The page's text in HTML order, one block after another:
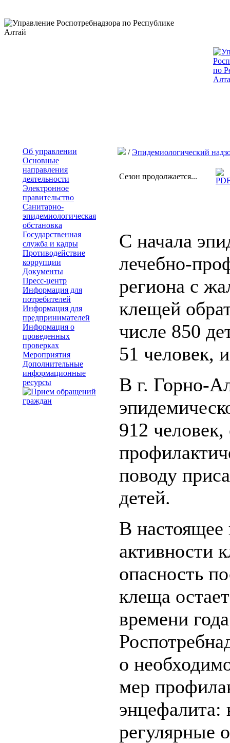
Об управлении
Основные
направления
деятельности
Электронное
правительство
Санитарно-
эпидемиологическая
обстановка
Государственная
служба и кадры
Противодействие
коррупции
Документы
Пресс-центр
Информация для
потребителей
Информация для
предпринимателей
Информация о
проведенных
проверках
Мероприятия
Дополнительные
информационные
ресурсы
/Эпидемиологический
Сезон продолжается...
С начала
лечебно-
региона с
клещей
числе 850
51 человек,
В г. Горно-
912
поводу
детей.
В настоящее
активности
опасность
клеща
времени
о
мер
регулярные